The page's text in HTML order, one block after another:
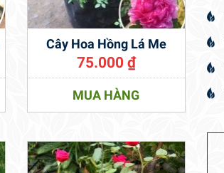
Cây Hoa Hồng Lá Me
75.000 ₫
MUA HÀNG